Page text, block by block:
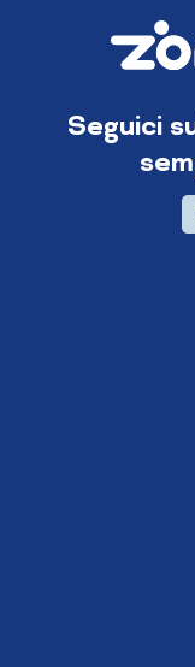
Seguici